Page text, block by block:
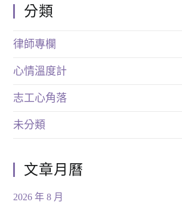
分類
律師專欄
心情溫度計
志工心角落
未分類
文章月曆
2026 年 8 月